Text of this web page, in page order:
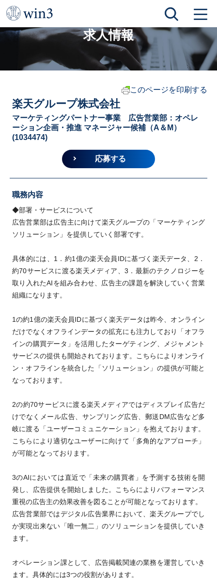
TOP
求人情報
このページを印刷する
楽天グループ株式会社
マーケティングパートナー事業 広告営業部：オペレ
ーション企画・推進 マネージャー候補（A＆M）
(1034474)
応募する
職務内容
◆部署・サービスについて
広告営業部は広告主に向けて楽天グループの「マーケティング
ソリューション」を提供していく部署です。
具体的には、1．約1億の楽天会員IDに基づく楽天データ、2．
約70サービスに渡る楽天メディア、3．最新のテクノロジーを
取り入れたAIを組み合わせ、広告主の課題を解決していく営業
組織になります。
1の約1億の楽天会員IDに基づく楽天データは昨今、オンライン
だけでなくオフラインデータの拡充にも注力しており「オフラ
インの購買データ」を活用したターゲティング、メジャメント
サービスの提供も開始されております。こちらによりオンライ
ン・オフラインを統合した「ソリューション」の提供が可能と
なっております。
2の約70サービスに渡る楽天メディアではディスプレイ広告だ
けでなくメール広告、サンプリング広告、郵送DM広告など多
岐に渡る「ユーザーコミュニケーション」を抱えております。
こちらにより適切なユーザーに向けて「多角的なアプローチ」
が可能となっております。
3のAIにおいては直近で「未来の購買者」を予測する技術を開
発し、広告提供を開始しました。こちらによりパフォーマンス
重視の広告主の効果改善を図ることが可能となっております。
広告営業部ではデジタル広告業界において、楽天グループでし
か実現出来ない「唯一無二」のソリューションを提供していき
ます。
オペレーション課として、広告掲載関連の業務を運営していき
ます。具体的には3つの役割があります。